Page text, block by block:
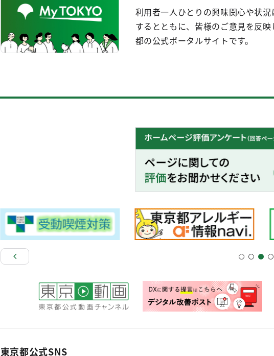
利用者一人ひとりの興味関心や状
するとともに、皆様のご意見を反
都の公式ポータルサイトです。
東京都公式SNS